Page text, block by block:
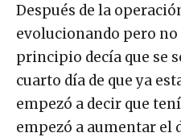
Después de la
evolucionando pero
principio decía que se
cuarto día de que ya
empezó a decir que
empezó a aumentar el